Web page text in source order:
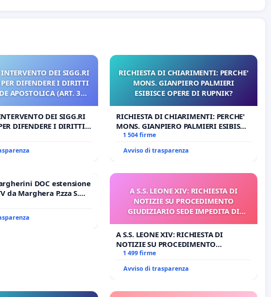
DEI SIGG.RI
DIFENDERE I DIRITTI
APOSTOLICA (ART. 3
DEI SIGG.RI
DIFENDERE I DIRITTI
(ART. 3 UDG)
RICHIESTA DI CHIARIMENTI: PERCHE'
MONS. GIANPIERO PALMIERI
ESIBISCE OPERE DI RUPNIK?
RICHIESTA DI CHIARIMENTI: PERCHE'
MONS. GIANPIERO PALMIERI ESIBISCE
OPERE DI RUPNIK?
1 504 firme
Avviso di trasparenza
DOC estensione
da Marghera P.zza S.
Marco Polo
A S.S. LEONE XIV: RICHIESTA DI
NOTIZIE SU PROCEDIMENTO
GIUDIZIARIO SEDE IMPEDITA DI
A S.S. LEONE XIV: RICHIESTA DI
NOTIZIE SU PROCEDIMENTO
GIUDIZIARIO SEDE IMPEDITA DI
1 499 firme
Avviso di trasparenza